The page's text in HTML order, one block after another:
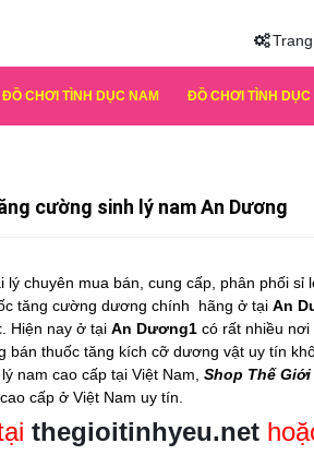
ĐỒ CHƠI TÌNH DỤC NAM ĐỒ CHƠI TÌNH DỤC
cường sinh lý nam An Dương
lý chuyên mua bán, cung cấp, phân phối
tăng cường dương chính
hãng ở tạiAn
. Hiện nay ở tạiAn Dương1 có rất nhiều
bánthuốc tăng kích cỡ dương vật uy tín
nam cao cấp tại Việt Nam,Shop Thế
cấp ở Việt Nam uy tín.
thegioitinhyeu.net